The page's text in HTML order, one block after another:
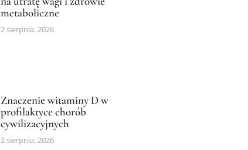
metaboliczne
2 sierpnia, 2026
Znaczenie witaminy D w
profilaktyce chorób
cywilizacyjnych
2 sierpnia, 2026